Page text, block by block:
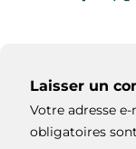
Laisser un
Votre adresse
obligatoires